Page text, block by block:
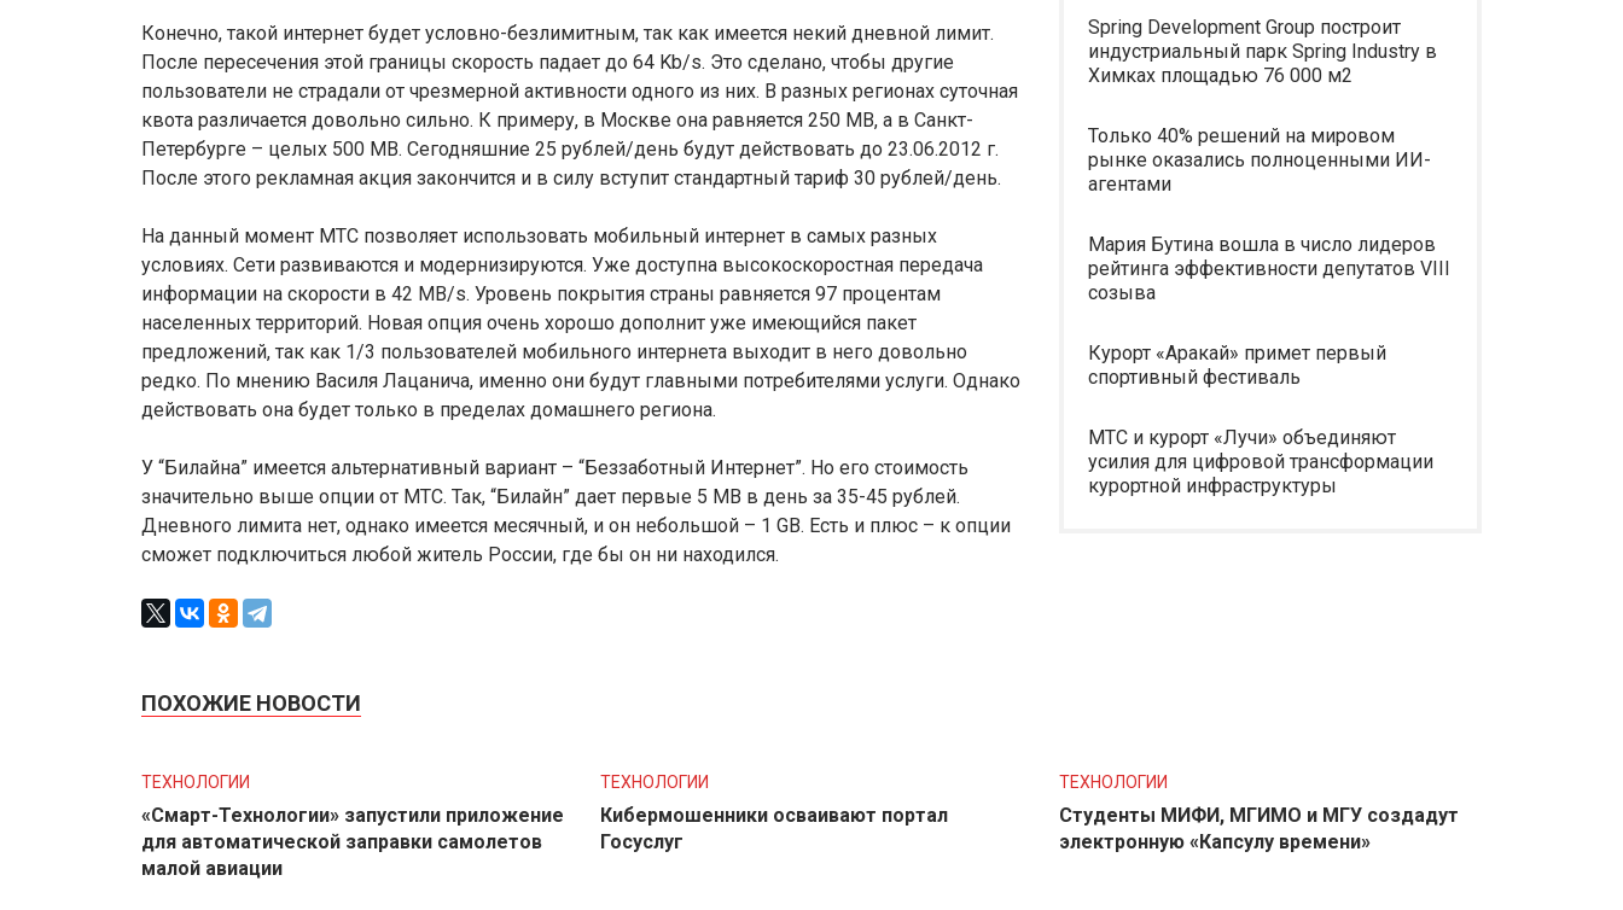
Конечно, такой интернет будет условно-безлимитным, так как имеется некий дневной лимит.
После пересечения этой границы скорость падает до 64 Kb/s. Это сделано, чтобы другие
пользователи не страдали от чрезмерной активности одного из них. В разных регионах суточная
квота различается довольно сильно. К примеру, в Москве она равняется 250 MB, а в Санкт-
Петербурге – целых 500 MB. Сегодняшние 25 рублей/день будут действовать до 23.06.2012 г.
После этого рекламная акция закончится и в силу вступит стандартный тариф 30 рублей/день.
На данный момент МТС позволяет использовать мобильный интернет в самых разных
условиях. Сети развиваются и модернизируются. Уже доступна высокоскоростная передача
информации на скорости в 42 MB/s. Уровень покрытия страны равняется 97 процентам
населенных территорий. Новая опция очень хорошо дополнит уже имеющийся пакет
предложений, так как 1/3 пользователей мобильного интернета выходит в него довольно
редко. По мнению Василя Лацанича, именно они будут главными потребителями услуги. Однако
действовать она будет только в пределах домашнего региона.
У “Билайна” имеется альтернативный вариант – “Беззаботный Интернет”. Но его стоимость
значительно выше опции от МТС. Так, “Билайн” дает первые 5 MB в день за 35-45 рублей.
Дневного лимита нет, однако имеется месячный, и он небольшой – 1 GB. Есть и плюс – к опции
сможет подключиться любой житель России, где бы он ни находился.
Spring Development Group построит
индустриальный парк Spring Industry в
Химках площадью 76 000 м2
Только 40% решений на мировом
рынке оказались полноценными ИИ-
агентами
Мария Бутина вошла в число лидеров
рейтинга эффективности депутатов VIII
созыва
Курорт «Аракай» примет первый
спортивный фестиваль
МТС и курорт «Лучи» объединяют
усилия для цифровой трансформации
курортной инфраструктуры
ПОХОЖИЕ НОВОСТИ
ТЕХНОЛОГИИ
«Смарт-Технологии» запустили приложение
для автоматической заправки самолетов
малой авиации
ТЕХНОЛОГИИ
Кибермошенники осваивают портал
Госуслуг
ТЕХНОЛОГИИ
Студенты МИФИ, МГИМО и МГУ создадут
электронную «Капсулу времени»